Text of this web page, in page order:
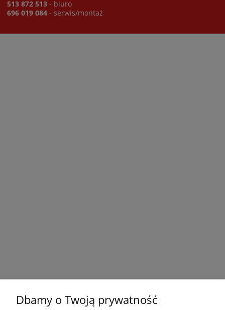
513 872 513 - biuro
696 019 084 - serwis/montaż
Dbamy o Twoją prywatność